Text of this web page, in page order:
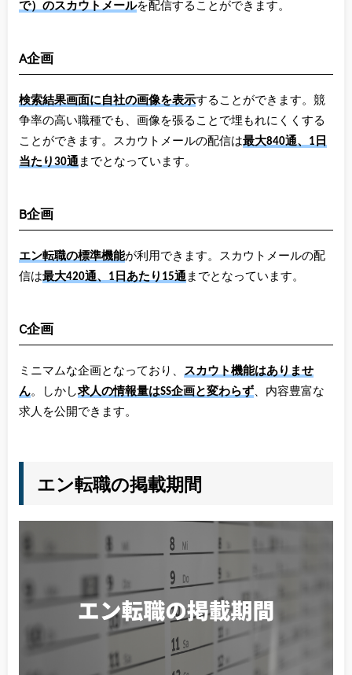
で）のスカウトメールを配信することができます。
A企画
検索結果画面に自社の画像を表示することができます。競
争率の高い職種でも、画像を張ることで埋もれにくくする
ことができます。スカウトメールの配信は最大840通、1日
当たり30通までとなっています。
B企画
エン転職の標準機能が利用できます。スカウトメールの配
信は最大420通、1日あたり15通までとなっています。
C企画
ミニマムな企画となっており、 スカウト機能はありませ
ん。しかし求人の情報量はSS企画と変わらず、内容豊富な
求人を公開できます。
エン転職の掲載期間